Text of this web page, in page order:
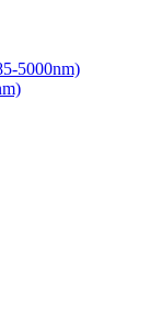
5000nm)